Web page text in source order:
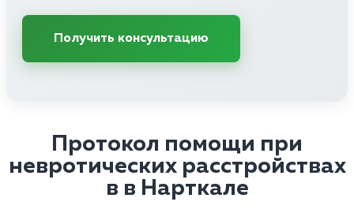
Получить консультацию
Протокол помощи при
невротических расстройствах
в в Нарткале